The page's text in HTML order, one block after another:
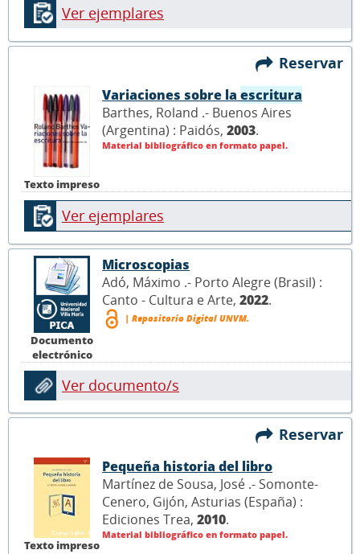
Ver ejemplares
Reservar
Texto impreso
Variaciones sobre la escritura
Barthes, Roland .- Buenos Aires
(Argentina) : Paidós, 2003.
Material bibliográfico en formato papel.
Ver ejemplares
Documento
electrónico
Microscopias
Adó, Máximo .- Porto Alegre (Brasil) :
Canto - Cultura e Arte, 2022.
| Repositorio Digital UNVM.
Ver documento/s
Reservar
Texto impreso
Pequeña historia del libro
Martínez de Sousa, José .- Somonte-
Cenero, Gijón, Asturias (España) :
Ediciones Trea, 2010.
Material bibliográfico en formato papel.